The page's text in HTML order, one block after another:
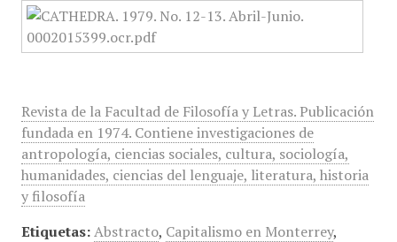
Revista de la Facultad de Filosofía y Letras. Publicación
fundada en 1974. Contiene investigaciones de
antropología, ciencias sociales, cultura, sociología,
humanidades, ciencias del lenguaje, literatura, historia
y filosofía
Etiquetas: Abstracto, Capitalismo en Monterrey,